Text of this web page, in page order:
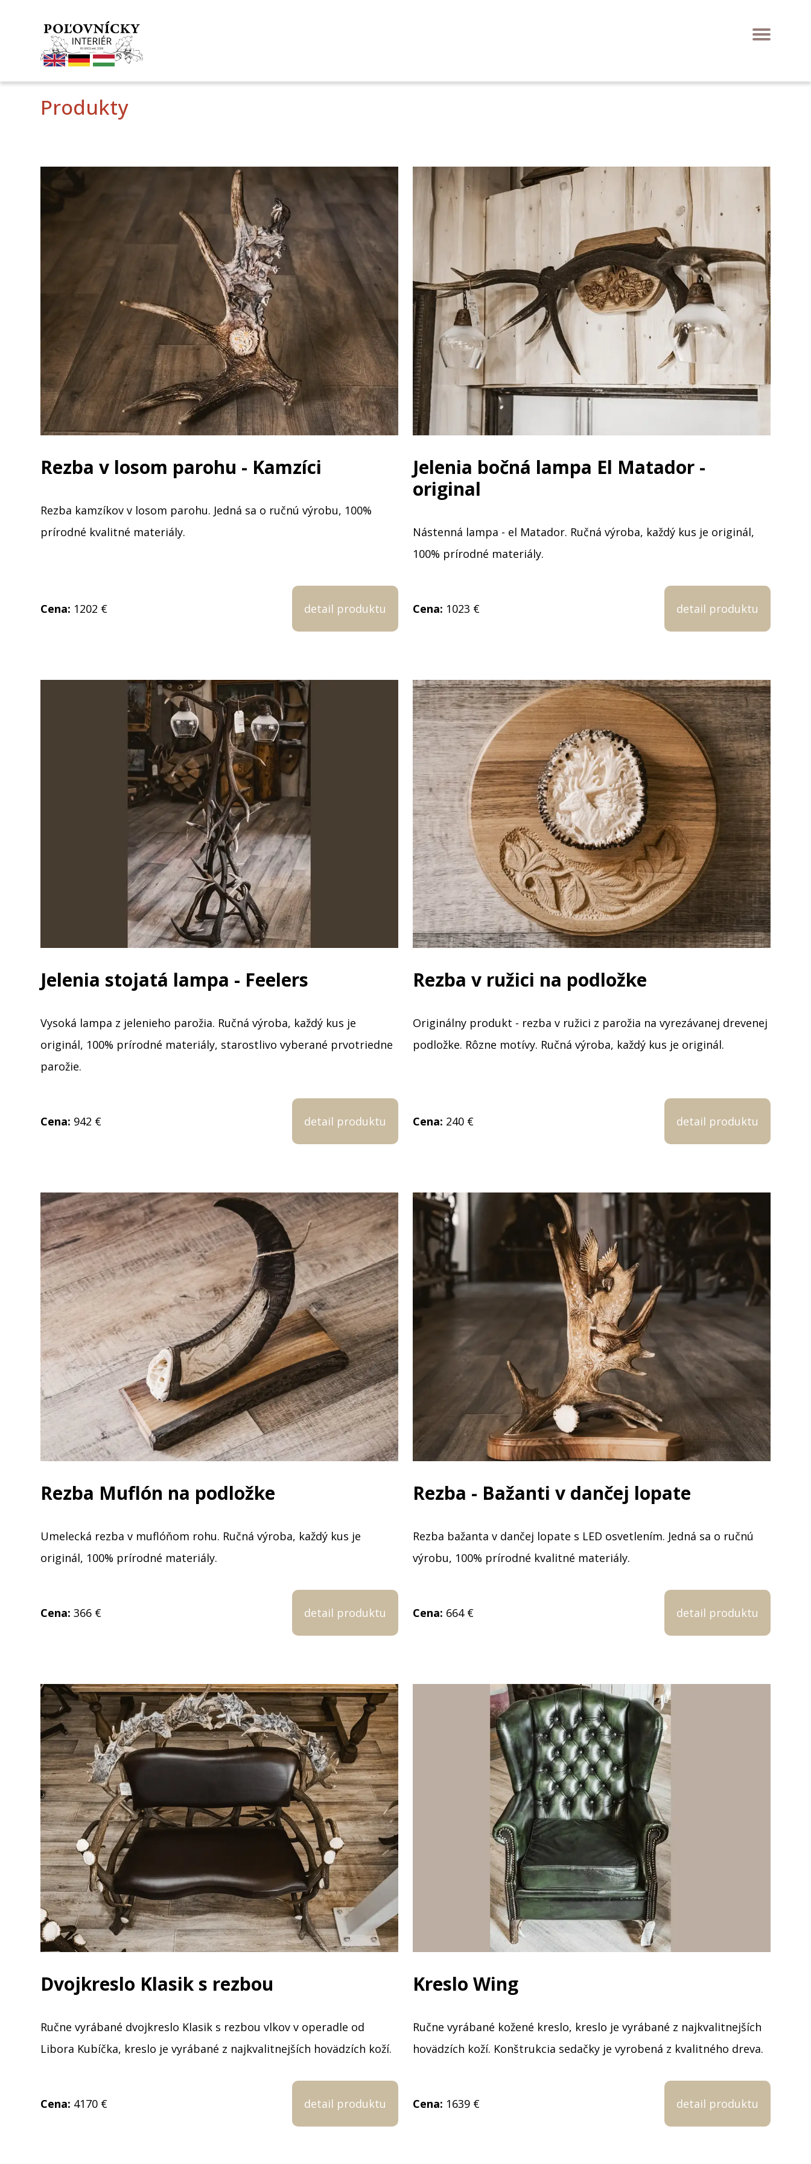
Produkty
Rezba v losom parohu - Kamzíci
Rezba kamzíkov v losom parohu. Jedná sa o ručnú výrobu, 100%
prírodné kvalitné materiály.
Cena: 1202 € detail produktu
Jelenia bočná lampa El Matador -
original
Nástenná lampa - el Matador. Ručná výroba, každý kus je originál,
100% prírodné materiály.
Cena: 1023 € detail produktu
Jelenia stojatá lampa - Feelers
Vysoká lampa z jelenieho parožia. Ručná výroba, každý kus je
originál, 100% prírodné materiály, starostlivo vyberané prvotriedne
parožie.
Cena: 942 € detail produktu
Rezba v ružici na podložke
Originálny produkt - rezba v ružici z parožia na vyrezávanej drevenej
podložke. Rôzne motívy. Ručná výroba, každý kus je originál.
Cena: 240 € detail produktu
Rezba Muflón na podložke
Umelecká rezba v muflóňom rohu. Ručná výroba, každý kus je
originál, 100% prírodné materiály.
Cena: 366 € detail produktu
Rezba - Bažanti v dančej lopate
Rezba bažanta v dančej lopate s LED osvetlením. Jedná sa o ručnú
výrobu, 100% prírodné kvalitné materiály.
Cena: 664 € detail produktu
Dvojkreslo Klasik s rezbou
Ručne vyrábané dvojkreslo Klasik s rezbou vlkov v operadle od
Libora Kubíčka, kreslo je vyrábané z najkvalitnejších hovädzích koží.
Cena: 4170 € detail produktu
Kreslo Wing
Ručne vyrábané kožené kreslo, kreslo je vyrábané z najkvalitnejších
hovädzích koží. Konštrukcia sedačky je vyrobená z kvalitného dreva.
Cena: 1639 € detail produktu